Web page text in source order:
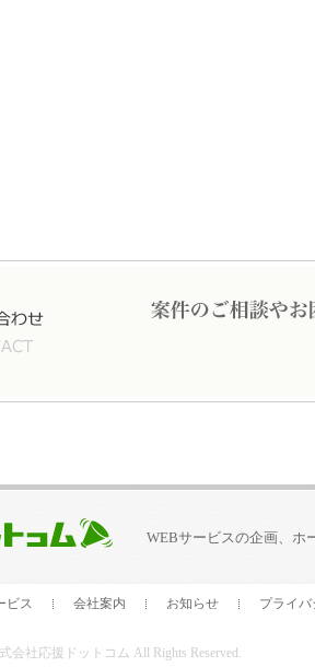
WEBサービスの企画、
ビス 会社案内 お知らせ プライ
会社応援ドットコム All Rights Reserved.